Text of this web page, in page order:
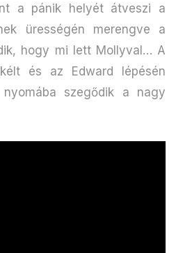
a pánik helyét átveszi a
ürességén merengve a
hogy mi lett Mollyval… A
és az Edward lépésén
szegődik a nagy